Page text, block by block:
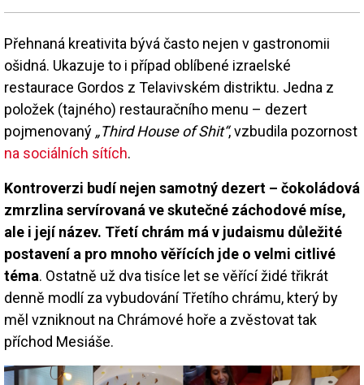
Přehnaná kreativita bývá často nejen v gastronomii
ošidná. Ukazuje to i případ oblíbené izraelské
restaurace Gordos z Telavivském distriktu. Jedna z
položek (tajného) restauračního menu – dezert
pojmenovaný „Third House of Shit“, vzbudila pozornost
na sociálních sítích.
Kontroverzi budí nejen samotný dezert – čokoládová
zmrzlina servírovaná ve skutečné záchodové míse,
ale i její název. Třetí chrám má v judaismu důležité
postavení a pro mnoho věřících jde o velmi citlivé
téma. Ostatně už dva tisíce let se věřící židé třikrát
denně modlí za vybudování Třetího chrámu, který by
měl vzniknout na Chrámové hoře a zvěstovat tak
příchod Mesiáše.